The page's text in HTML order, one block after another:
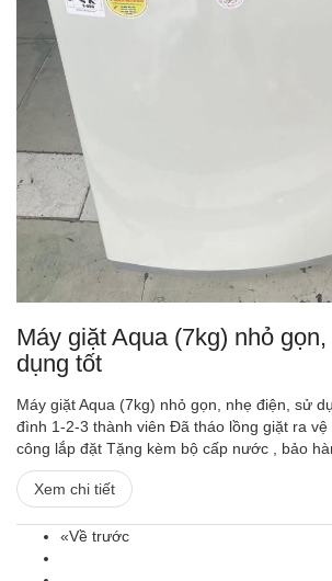
Máy giặt Aqua (7kg) nhỏ
dụng tốt
Máy giặt Aqua (7kg) nhỏ gọn, nhẹ điện, sử
đình 1-2-3 thành viên Đã tháo lồng giặt ra vệ
công lắp đặt Tặng kèm bộ cấp nước , bảo
Xem chi tiết
«Về trước